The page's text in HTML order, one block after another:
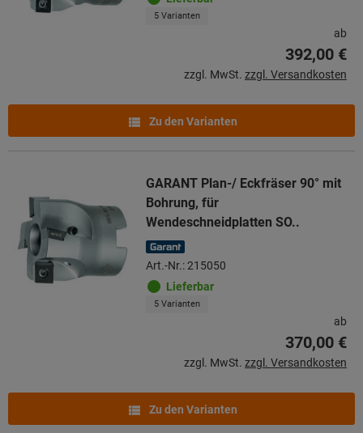
5 Varianten
ab
392,00 €
zzgl. MwSt. zzgl. Versandkosten
Zu den Varianten
GARANT Plan-/ Eckfräser 90° mit
Bohrung, für
Wendeschneidplatten SO..
Art.-Nr.: 215050
Lieferbar
5 Varianten
ab
370,00 €
zzgl. MwSt. zzgl. Versandkosten
Zu den Varianten